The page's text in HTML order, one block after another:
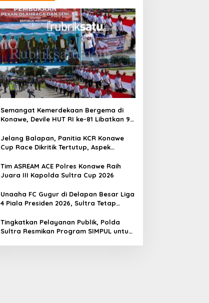
Semangat Kemerdekaan Bergema di
Konawe, Devile HUT RI ke-81 Libatkan 98
Jelang Balapan, Panitia KCR Konawe
Cup Race Dikritik Tertutup, Aspek
Tim ASREAM ACE Polres Konawe Raih
Juara III Kapolda Sultra Cup 2026
Unaaha FC Gugur di Delapan Besar Liga
4 Piala Presiden 2026, Sultra Tetap
Tingkatkan Pelayanan Publik, Polda
Sultra Resmikan Program SIMPUL untuk